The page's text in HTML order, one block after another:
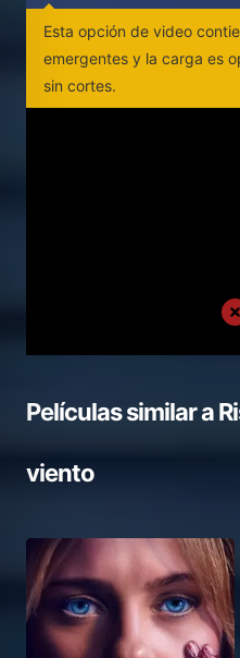
Esta opción de video
emergentes y la carga es
sin cortes.
Películas similar a
viento